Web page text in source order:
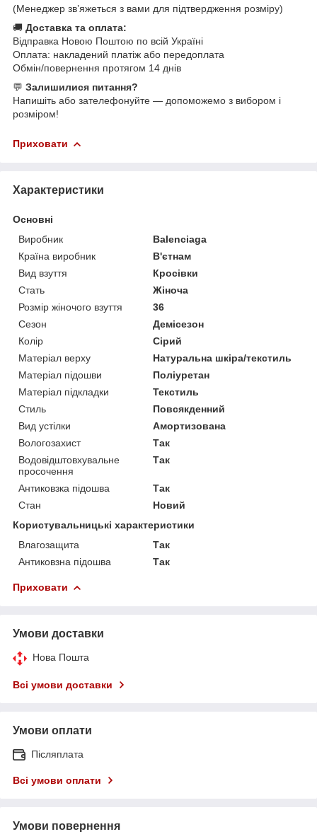
(Менеджер зв’яжеться з вами для підтвердження розміру)
🚚 Доставка та оплата:
Відправка Новою Поштою по всій Україні
Оплата: накладений платіж або передоплата
Обмін/повернення протягом 14 днів
💬 Залишилися питання?
Напишіть або зателефонуйте — допоможемо з вибором і
розміром!
Приховати
Характеристики
Основні
Виробник
Balenciaga
Країна виробник
В'єтнам
Вид взуття
Кросівки
Стать
Жіноча
Розмір жіночого взуття
36
Сезон
Демісезон
Колір
Сірий
Матеріал верху
Натуральна шкіра/текстиль
Матеріал підошви
Поліуретан
Матеріал підкладки
Текстиль
Стиль
Повсякденний
Вид устілки
Амортизована
Вологозахист
Так
Водовідштовхувальне
просочення
Так
Антиковзка підошва
Так
Стан
Новий
Користувальницькі характеристики
Влагозащита
Так
Антиковзна підошва
Так
Приховати
Умови доставки
Нова Пошта
Всі умови доставки
Умови оплати
Післяплата
Всі умови оплати
Умови повернення